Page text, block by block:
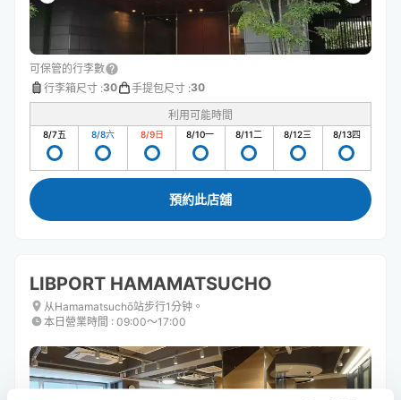
可保管的行李數
行李箱尺寸 :30 手提包尺寸 :30
利用可能時間
8/7五 8/8六 8/9日 8/10一 8/11二 8/12三 8/13四
預約此店舖
LIBPORT HAMAMATSUCHO
从Hamamatsuchō站步行1分钟。
本日營業時間 : 09:00〜17:00